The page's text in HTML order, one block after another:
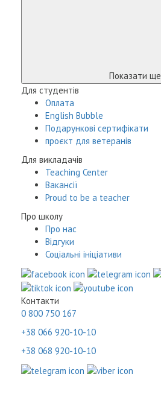
Показати ще
Для студентів
Оплата
English Bubble
Подарункові сертифікати
проєкт для ветеранів
Для викладачів
Teaching Center
Вакансії
Proud to be a teacher
Про школу
Про нас
Відгуки
Соціальні ініціативи
Контакти
0 800 750 167
+38 066 920-10-10
+38 068 920-10-10